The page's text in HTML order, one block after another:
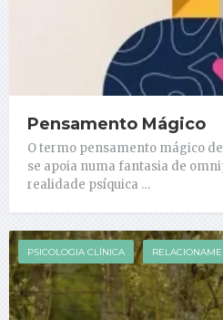
Pensamento Mágico
O termo pensamento mágico
se apoia numa fantasia de
realidade psíquica …
PSICOLOGIA CLÍNICA